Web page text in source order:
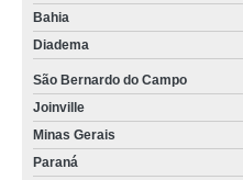
Bahia
Diadema
São Bernardo do Campo
Joinville
Minas Gerais
Paraná